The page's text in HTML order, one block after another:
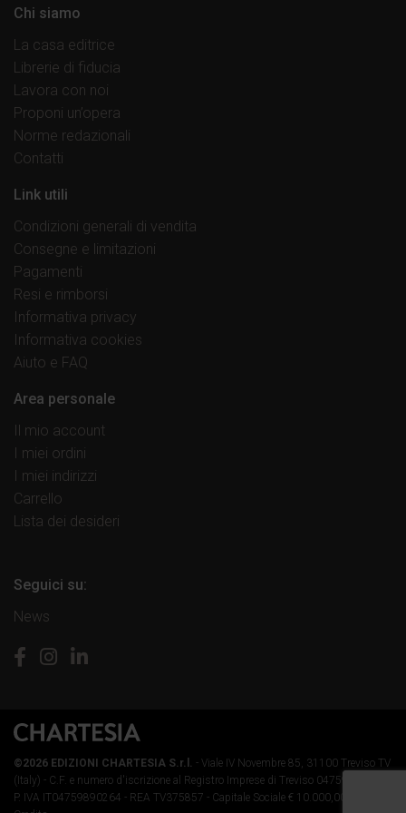
Chi siamo
La casa editrice
Librerie di fiducia
Lavora con noi
Proponi un’opera
Norme redazionali
Contatti
Link utili
Condizioni generali di vendita
Consegne e limitazioni
Pagamenti
Resi e rimborsi
Informativa privacy
Informativa cookies
Aiuto e FAQ
Area personale
Il mio account
I miei ordini
I miei indirizzi
Carrello
Lista dei desideri
Seguici su:
News
©2026 EDIZIONI CHARTESIA S.r.l. - Viale IV Novembre 85, 31100 Treviso TV
(Italy) - C.F. e numero d'iscrizione al Registro Imprese di Treviso 04759890264 -
P. IVA IT04759890264 - REA TV375857 - Capitale Sociale € 10.000,00 i.v.